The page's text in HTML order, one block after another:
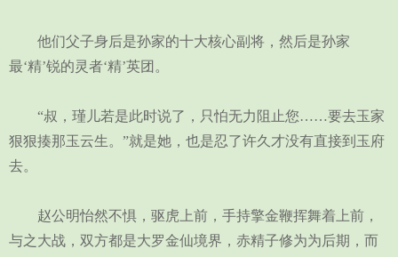
他们父子身后是孙家的十大核心副将，然后是孙家
最‘精’锐的灵者‘精’英团。
“叔，瑾儿若是此时说了，只怕无力阻止您……要去玉家
狠狠揍那玉云生。”就是她，也是忍了许久才没有直接到玉府
去。
赵公明怡然不惧，驱虎上前，手持擎金鞭挥舞着上前，
与之大战，双方都是大罗金仙境界，赤精子修为为后期，而